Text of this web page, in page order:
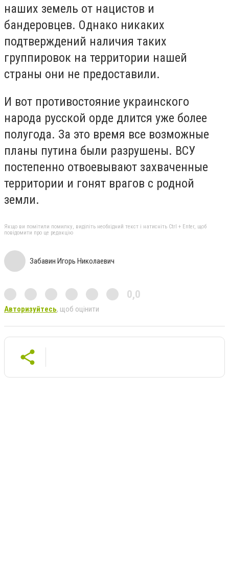
наших земель от нацистов и
бандеровцев. Однако никаких
подтверждений наличия таких
группировок на территории нашей
страны они не предоставили.
И вот противостояние украинского
народа русской орде длится уже более
полугода. За это время все возможные
планы путина были разрушены. ВСУ
постепенно отвоевывают захваченные
территории и гонят врагов с родной
земли.
Якщо ви помітили помилку, виділіть необхідний текст і натисніть Ctrl + Enter, щоб
повідомити про це редакцію
Забавин Игорь Николаевич
0,0
Авторизуйтесь, щоб оцінити